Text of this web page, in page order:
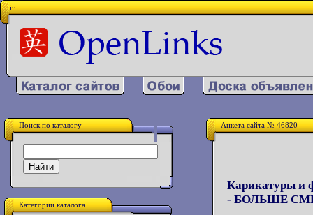
iii
Поиск по каталогу
Категории каталога
Анкета сайта № 46820
Карикатуры и
- БОЛЬШЕ